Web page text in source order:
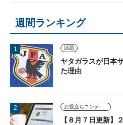
週間ランキング
話題
ヤタガラスが日本
た理由
お役立ちコンテンツ
【８月７日更新